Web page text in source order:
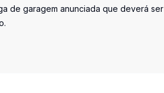
de garagem anunciada que deverá ser